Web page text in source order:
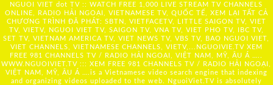
NGUOI VIET dot TV :: WATCH FREE 1,000 LIVE STREAM TV CHANNELS
ONLINE, RADIO HẢI NGOẠI, VIETNAMESE TV, QUỐC TẾ, XEM LẠI TẤT CẢ
CHƯƠNG TRÌNH ĐÃ PHÁT: SBTN, VIETFACETV, LITTLE SAIGON TV, VIET
TV, VIETV, NGUOI VIET TV, SAIGON TV, VNA TV, VIET PHO TV, IBC TV,
SET TV, VIETNAM AMERICA TV, VIET NEWS TV, VBS TV, BAO NGUOI VIET,
VIET CHANNELS, VIETNAMESE CHANNELS, VIETV,...
NGUOIVIE.TVXEM
FREE 981 CHANNELS TV / RADIO HẢI NGOẠI, VIỆT NAM, MỸ, ÂU Á …..
WWW.NGUOIVIET.TV ::: XEM FREE 981 CHANNELS TV / RADIO HẢI NGOẠI,
VIỆT NAM, MỸ, ÂU Á ….is a Vietnamese video search engine that indexing
and organizing videos uploaded to the web. NguoiViet.TV is absolutely